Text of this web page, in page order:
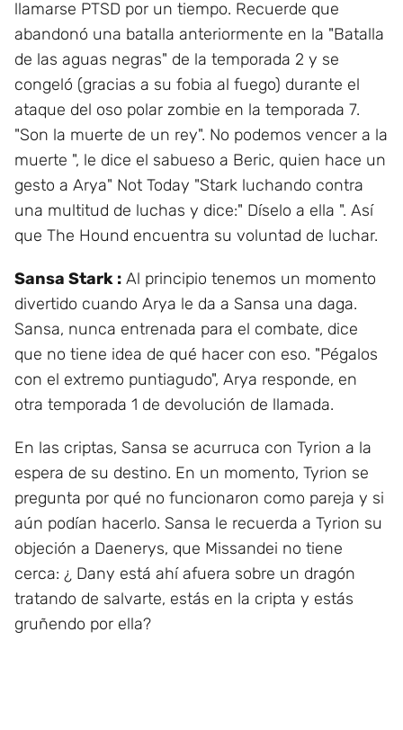
llamarse PTSD por un tiempo. Recuerde que
abandonó una batalla anteriormente en la "Batalla
de las aguas negras" de la temporada 2 y se
congeló (gracias a su fobia al fuego) durante el
ataque del oso polar zombie en la temporada 7.
"Son la muerte de un rey". No podemos vencer a la
muerte ", le dice el sabueso a Beric, quien hace un
gesto a Arya" Not Today "Stark luchando contra
una multitud de luchas y dice:" Díselo a ella ". Así
que The Hound encuentra su voluntad de luchar.
Sansa Stark : Al principio tenemos un momento
divertido cuando Arya le da a Sansa una daga.
Sansa, nunca entrenada para el combate, dice
que no tiene idea de qué hacer con eso. "Pégalos
con el extremo puntiagudo", Arya responde, en
otra temporada 1 de devolución de llamada.
En las criptas, Sansa se acurruca con Tyrion a la
espera de su destino. En un momento, Tyrion se
pregunta por qué no funcionaron como pareja y si
aún podían hacerlo. Sansa le recuerda a Tyrion su
objeción a Daenerys, que Missandei no tiene
cerca: ¿ Dany está ahí afuera sobre un dragón
tratando de salvarte, estás en la cripta y estás
gruñendo por ella?